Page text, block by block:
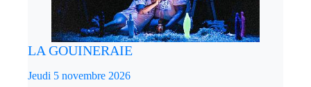
LA GOUINERAIE
Jeudi 5 novembre 2026